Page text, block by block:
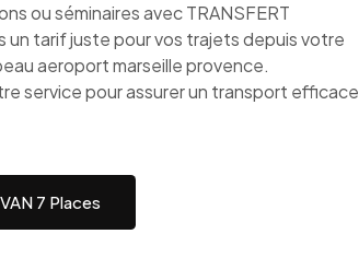
ou séminaires avec TRANSFERT
un tarif juste pour vos trajets depuis votre
aeroport marseille provence.
service pour assurer un transport efficace
7 Places